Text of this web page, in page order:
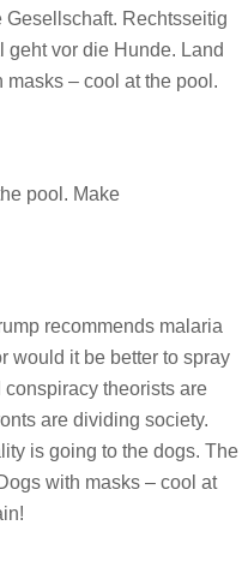
Rechtsseitig
vor die Hunde. Land
masks – cool at the pool.
pool. Make
recommends malaria
would it be better to spray
theorists are
are dividing society.
is going to the dogs. The
with masks – cool at